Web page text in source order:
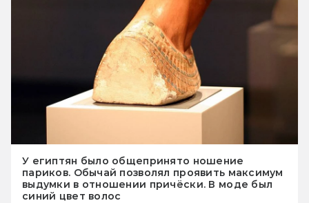
У египтян было общепринято ношение
париков. Обычай позволял проявить максимум
выдумки в отношении причёски. В моде был
синий цвет волос